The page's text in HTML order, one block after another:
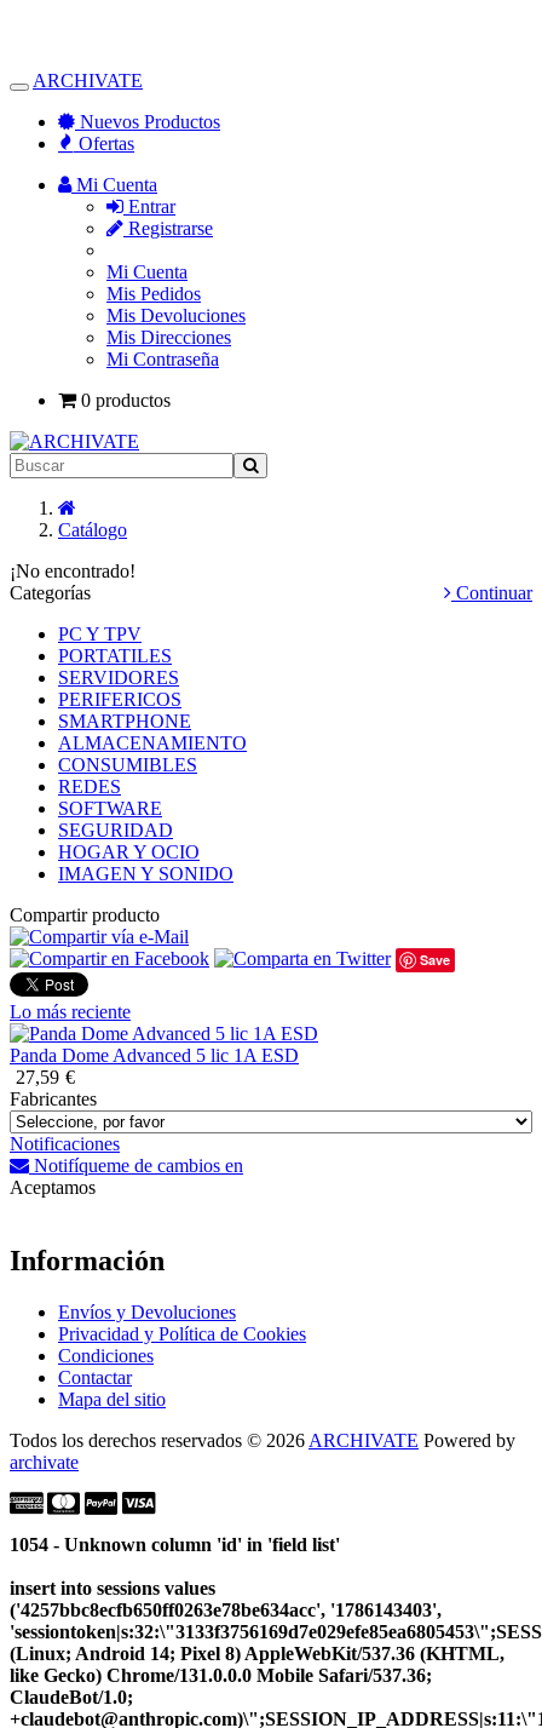
Alternar
Navegación
ARCHIVATE
Nuevos Productos
Ofertas
Mi Cuenta
Entrar
Registrarse
Mi Cuenta
Mis Pedidos
Mis Devoluciones
Mis Direcciones
Mi Contraseña
0 productos
Catálogo
¡No encontrado!
Continuar
Categorías
PC Y TPV
PORTATILES
SERVIDORES
PERIFERICOS
SMARTPHONE
ALMACENAMIENTO
CONSUMIBLES
REDES
SOFTWARE
SEGURIDAD
HOGAR Y OCIO
IMAGEN Y SONIDO
Compartir producto
Save
Lo más reciente
Panda Dome Advanced 5 lic 1A ESD
27,59 €
Fabricantes
Notificaciones
Notifíqueme de cambios en
Aceptamos
Información
Envíos y Devoluciones
Privacidad y Política de Cookies
Condiciones
Contactar
Mapa del sitio
Todos los derechos reservados © 2026 ARCHIVATE Powered by
archivate
1054 - Unknown column 'id' in 'field list'
insert into sessions values
('4257bbc8ecfb650ff0263e78be634acc', '1786143403',
(Linux; Android 14; Pixel 8) AppleWebKit/537.36 (KHTML,
like Gecko) Chrome/131.0.0.0 Mobile Safari/537.36;
ClaudeBot/1.0;